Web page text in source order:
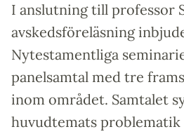
I anslutning till professor
avskedsföreläsning
Nytestamentliga
panelsamtal med tre
inom området. Samtalet
huvudtemats